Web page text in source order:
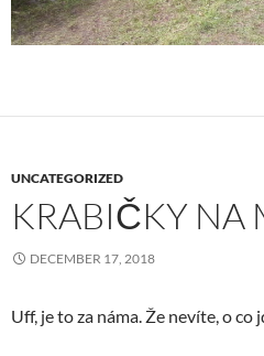
UNCATEGORIZED
KRABIČKY NA
DECEMBER 17, 2018
Uff, je to za náma. Že nevíte, o co